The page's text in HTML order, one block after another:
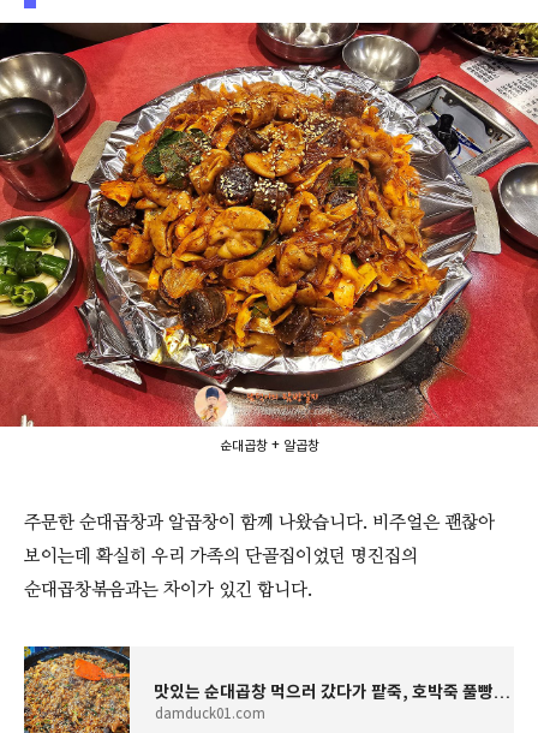
순대곱창 + 알곱창
주문한 순대곱창과 알곱창이 함께 나왔습니다. 비주얼은 괜찮아
보이는데 확실히 우리 가족의 단골집이었던 명진집의
순대곱창볶음과는 차이가 있긴 합니다.
맛있는 순대곱창 먹으러 갔다가 팥죽, 호박죽 풀빵까지. 안양중앙시장 탐방일지.
damduck01.com